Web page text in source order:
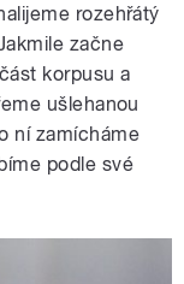
rozehřátý
začne
korpusu a
ušlehanou
ní zamícháme
podle své